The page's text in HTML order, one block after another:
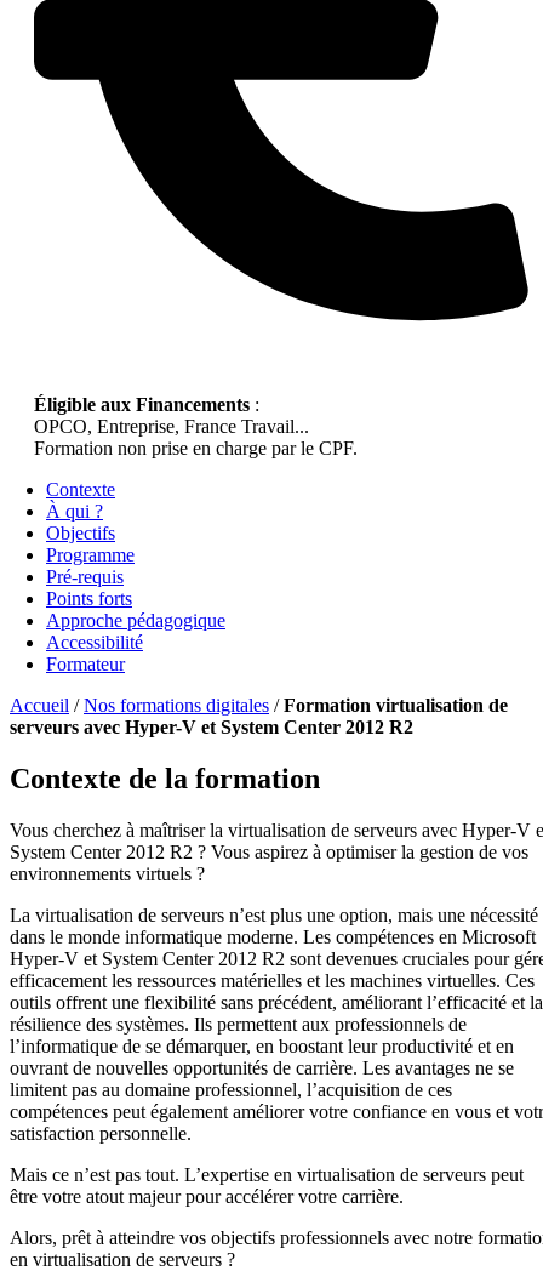
Éligible aux Financements :
OPCO, Entreprise, France Travail...
Formation non prise en charge par le CPF.
Contexte
À qui ?
Objectifs
Programme
Pré-requis
Points forts
Approche pédagogique
Accessibilité
Formateur
Accueil /Nos formations digitales /Formation virtualisation de
serveurs avec Hyper-V et System Center 2012 R2
Contexte de la formation
Vous cherchez à maîtriser la virtualisation de serveurs avec Hyper-V
System Center 2012 R2 ? Vous aspirez à optimiser la gestion de vos
environnements virtuels ?
La virtualisation de serveurs n’est plus une option, mais une nécessité
dans le monde informatique moderne. Les compétences en Microsoft
Hyper-V et System Center 2012 R2 sont devenues cruciales pour
efficacement les ressources matérielles et les machines virtuelles. Ces
outils offrent une flexibilité sans précédent, améliorant l’efficacité et la
résilience des systèmes. Ils permettent aux professionnels de
l’informatique de se démarquer, en boostant leur productivité et en
ouvrant de nouvelles opportunités de carrière. Les avantages ne se
limitent pas au domaine professionnel, l’acquisition de ces
compétences peut également améliorer votre confiance en vous et
satisfaction personnelle.
Mais ce n’est pas tout. L’expertise en virtualisation de serveurs peut
être votre atout majeur pour accélérer votre carrière.
Alors, prêt à atteindre vos objectifs professionnels avec notre
en virtualisation de serveurs ?